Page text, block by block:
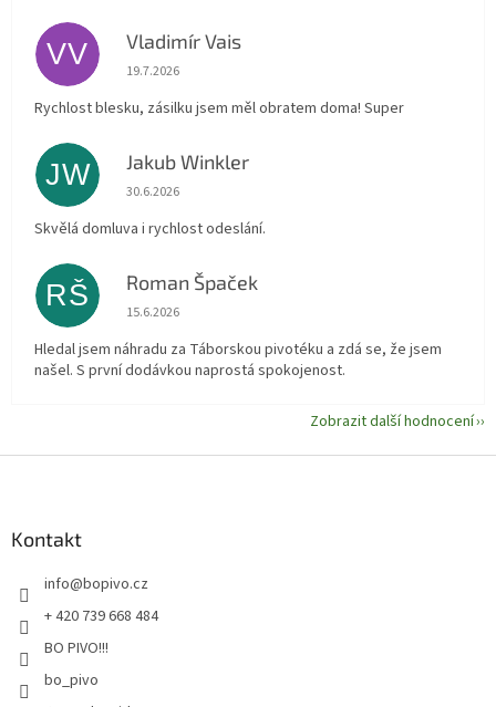
VV Vladimír Vais
Hodnocení obchodu je 5 z 5 hvězdiček.
19.7.2026
Rychlost blesku, zásilku jsem měl obratem doma! Super
JW Jakub Winkler
Hodnocení obchodu je 5 z 5 hvězdiček.
30.6.2026
Skvělá domluva i rychlost odeslání.
RŠ Roman Špaček
Hodnocení obchodu je 5 z 5 hvězdiček.
15.6.2026
Hledal jsem náhradu za Táborskou pivotéku a zdá se, že jsem
našel. S první dodávkou naprostá spokojenost.
Zobrazit další hodnocení
Kontakt
info@bopivo.cz
+ 420 739 668 484
BO PIVO!!!
bo_pivo